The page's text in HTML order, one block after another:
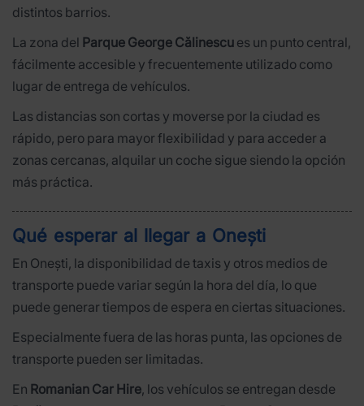
distintos barrios.
La zona del Parque George Călinescu es un punto central,
fácilmente accesible y frecuentemente utilizado como
lugar de entrega de vehículos.
Las distancias son cortas y moverse por la ciudad es
rápido, pero para mayor flexibilidad y para acceder a
zonas cercanas, alquilar un coche sigue siendo la opción
más práctica.
Qué esperar al llegar a Onești
En Onești, la disponibilidad de taxis y otros medios de
transporte puede variar según la hora del día, lo que
puede generar tiempos de espera en ciertas situaciones.
Especialmente fuera de las horas punta, las opciones de
transporte pueden ser limitadas.
En Romanian Car Hire, los vehículos se entregan desde